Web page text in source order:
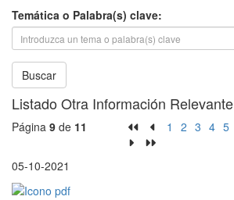
Temática o Palabra(s) clave:
Buscar
Listado Otra Información Relevante
Página 9 de 11 1 2 3 4 5
05-10-2021